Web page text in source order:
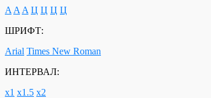
A A A Ц Ц Ц Ц
ШРИФТ:
Arial Times New Roman
ИНТЕРВАЛ:
х1 х1.5 х2